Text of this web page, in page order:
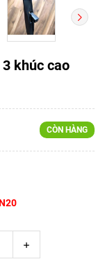
khúc cao
CÒN HÀNG